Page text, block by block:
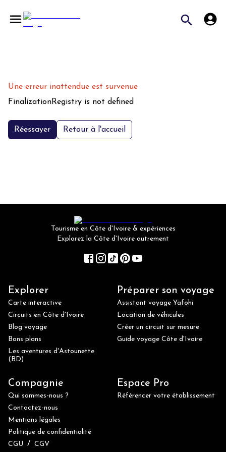
Une erreur inattendue est survenue
FinalizationRegistry is not defined
Réessayer Retour à l'accueil
Tourisme en Côte d'Ivoire & expériences
Explorez la Côte d'Ivoire autrement
Explorer
Carte interactive
Circuits en Côte d'Ivoire
Blog voyage
Bons plans
Les aventures d'Astounette
(BD)
Préparer son voyage
Assistant voyage Yafohi
Location de véhicules
Créer un circuit sur mesure
Guide voyage Côte d'Ivoire
Compagnie
Qui sommes-nous ?
Contactez-nous
Mentions légales
Politique de confidentialité
CGU / CGV
Espace Pro
Référencer votre établissement